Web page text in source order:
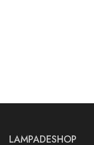
LAMPADESHOP